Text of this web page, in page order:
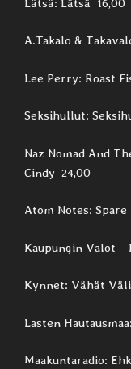
Lätsä: Lätsä 16,00
A.Takalo &
Lee Perry: Roast
Seksihullut:
Naz Nomad And
Cindy 24,00
Atom Notes:
Kaupungin Valot ‎–
Kynnet: Vähät
Lasten
Maakuntaradio: